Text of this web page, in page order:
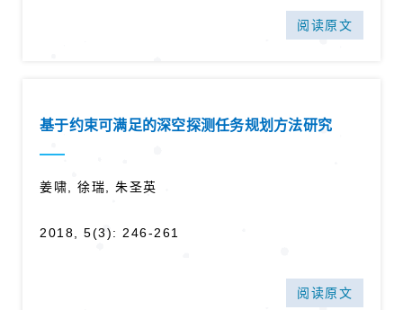
阅读原文
基于约束可满足的深空探测任务规划方法研究
姜啸, 徐瑞, 朱圣英
2018, 5(3): 246-261
阅读原文